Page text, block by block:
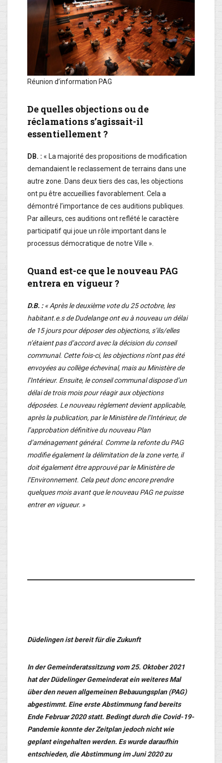
Réunion d’information PAG
De quelles objections ou de
réclamations s’agissait-il
essentiellement ?
DB. : « La majorité des propositions de modification
demandaient le reclassement de terrains dans une
autre zone. Dans deux tiers des cas, les objections
ont pu être accueillies favorablement. Cela a
démontré l’importance de ces auditions publiques.
Par ailleurs, ces auditions ont reflété le caractère
participatif qui joue un rôle important dans le
processus démocratique de notre Ville ».
Quand est-ce que le nouveau PAG
entrera en vigueur ?
D.B. :« Après le deuxième vote du 25 octobre, les
habitant.e.s de Dudelange ont eu à nouveau un délai
de 15 jours pour déposer des objections, s’ils/elles
n’étaient pas d’accord avec la décision du conseil
communal. Cette fois-ci, les objections n’ont pas été
envoyées au collège échevinal, mais au Ministère de
l’Intérieur. Ensuite, le conseil communal dispose d’un
délai de trois mois pour réagir aux objections
déposées. Le nouveau règlement devient applicable,
après la publication, par le Ministère de l’Intérieur, de
l’approbation définitive du nouveau Plan
d’aménagement général. Comme la refonte du PAG
modifie également la délimitation de la zone verte, il
doit également être approuvé par le Ministère de
l’Environnement. Cela peut donc encore prendre
quelques mois avant que le nouveau PAG ne puisse
entrer en vigueur. »
Düdelingen ist bereit für die Zukunft
In der Gemeinderatssitzung vom 25. Oktober 2021
hat der Düdelinger Gemeinderat ein weiteres Mal
über den neuen allgemeinen Bebauungsplan (PAG)
abgestimmt. Eine erste Abstimmung fand bereits
Ende Februar 2020 statt. Bedingt durch die Covid-19-
Pandemie konnte der Zeitplan jedoch nicht wie
geplant eingehalten werden. Es wurde daraufhin
entschieden, die Abstimmung im Juni 2020 zu